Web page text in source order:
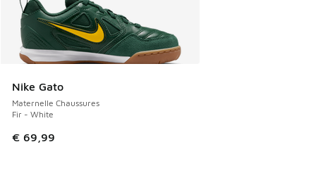
Nike Gato
Maternelle Chaussures
Fir - White
€ 69,99